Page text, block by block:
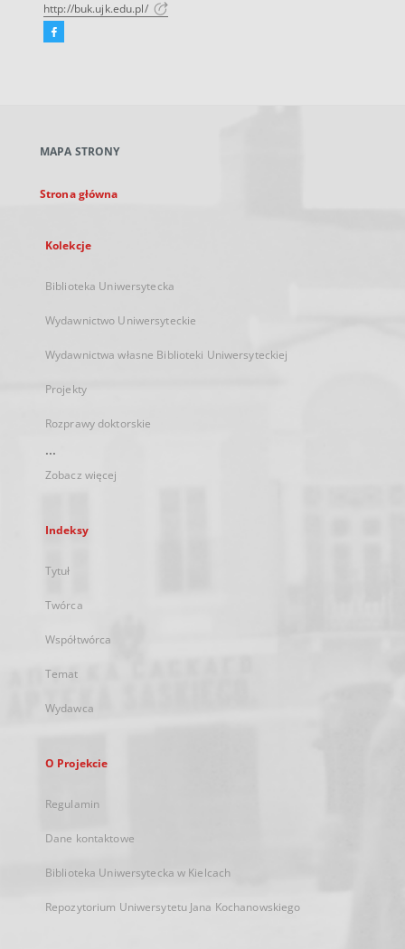
http://buk.ujk.edu.pl/
Facebook
karcie
MAPA STRONY
Strona główna
Kolekcje
Biblioteka Uniwersytecka
Wydawnictwo Uniwersyteckie
Wydawnictwa własne Biblioteki Uniwersyteckiej
Projekty
Rozprawy doktorskie
...
Zobacz więcej
Indeksy
Tytuł
Twórca
Współtwórca
Temat
Wydawca
O Projekcie
Regulamin
Dane kontaktowe
Biblioteka Uniwersytecka w Kielcach
Repozytorium Uniwersytetu Jana Kochanowskiego